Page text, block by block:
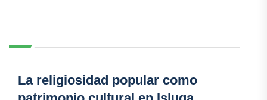
La religiosidad popular como